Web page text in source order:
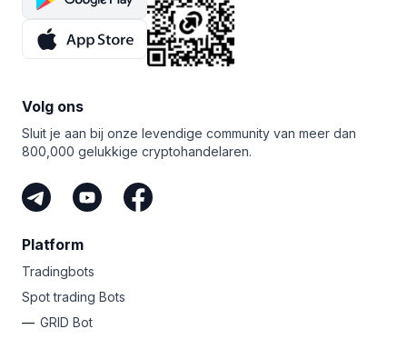
Volg ons
Sluit je aan bij onze levendige community van meer dan
800,000 gelukkige cryptohandelaren.
Platform
Tradingbots
Spot trading Bots
GRID Bot